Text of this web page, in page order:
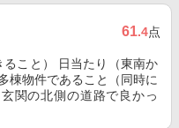
61.4点
こと） 日当たり（東南か
棟物件であること（同時に
関の北側の道路で良かっ